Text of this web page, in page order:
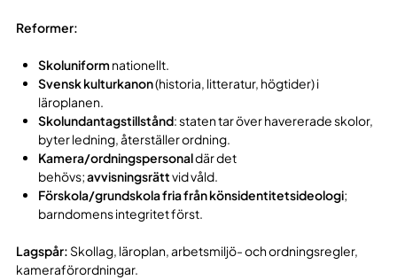
Reformer:
Skoluniformnationellt.
Svensk kulturkanon(historia, litteratur, högtider) i
läroplanen.
Skolundantagstillstånd: staten tar över havererade skolor,
byter ledning, återställer ordning.
Kamera/ordningspersonaldär det
behövs;avvisningsrättvid våld.
Förskola/grundskola fria från könsidentitetsideologi;
barndomens integritet först.
Lagspår: Skollag, läroplan, arbetsmiljö- och ordningsregler,
kameraförordningar.